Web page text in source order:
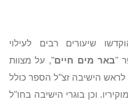
שיעורים רבים לעילוי
"באר מים חיים", על מצוות
הישיבה זצ"ל הספר כולל
וכן בוגרי הישיבה בחו"ל